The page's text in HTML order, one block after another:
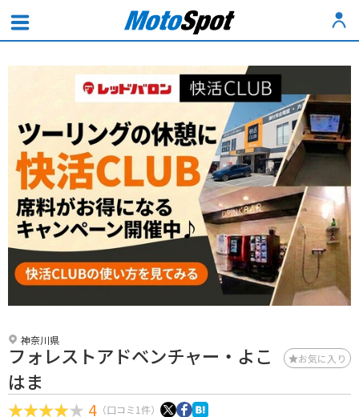
神奈川県
フォレストアドベンチャー・よこ
はま
お気に入り
4 （口コミ1件）